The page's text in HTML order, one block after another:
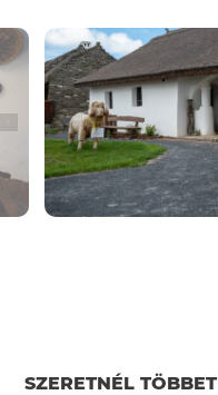
SZERETNÉL TÖBBET